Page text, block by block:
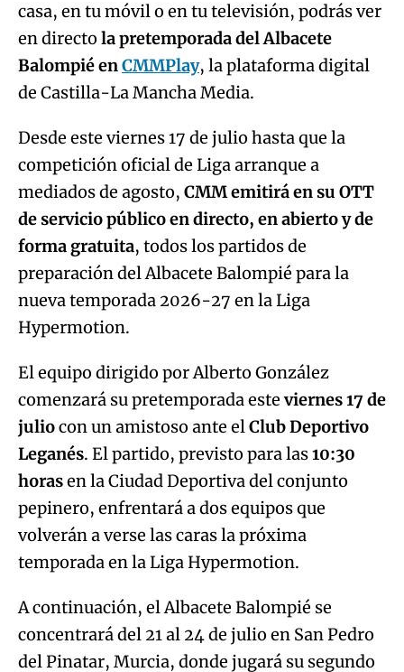
casa, en tu móvil o en tu televisión, podrás ver
en directo la pretemporada del Albacete
Balompié enCMMPlay, la plataforma digital
de Castilla-La Mancha Media.
Desde este viernes 17 de julio hasta que la
competición oficial de Liga arranque a
mediados de agosto, CMM emitirá en su OTT
de servicio público en directo, en abierto y de
forma gratuita, todos los partidos de
preparación del Albacete Balompié para la
nueva temporada 2026-27 en la Liga
Hypermotion.
El equipo dirigido por Alberto González
comenzará su pretemporada esteviernes 17 de
juliocon un amistoso ante elClub Deportivo
Leganés. El partido, previsto para las10:30
horasen la Ciudad Deportiva del conjunto
pepinero, enfrentará a dos equipos que
volverán a verse las caras la próxima
temporada en la Liga Hypermotion.
A continuación, el Albacete Balompié se
concentrará del 21 al 24 de julio en San Pedro
del Pinatar, Murcia, donde jugará su segundo